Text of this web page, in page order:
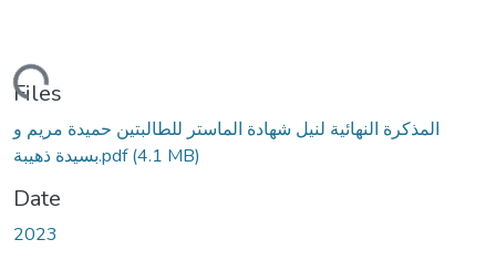
Loading...
Files
المذكرة النهائية لنيل شهادة الماستر للطالبتين حميدة مريم و
بسيدة ذهيبة.pdf(4.1 MB)
Date
2023